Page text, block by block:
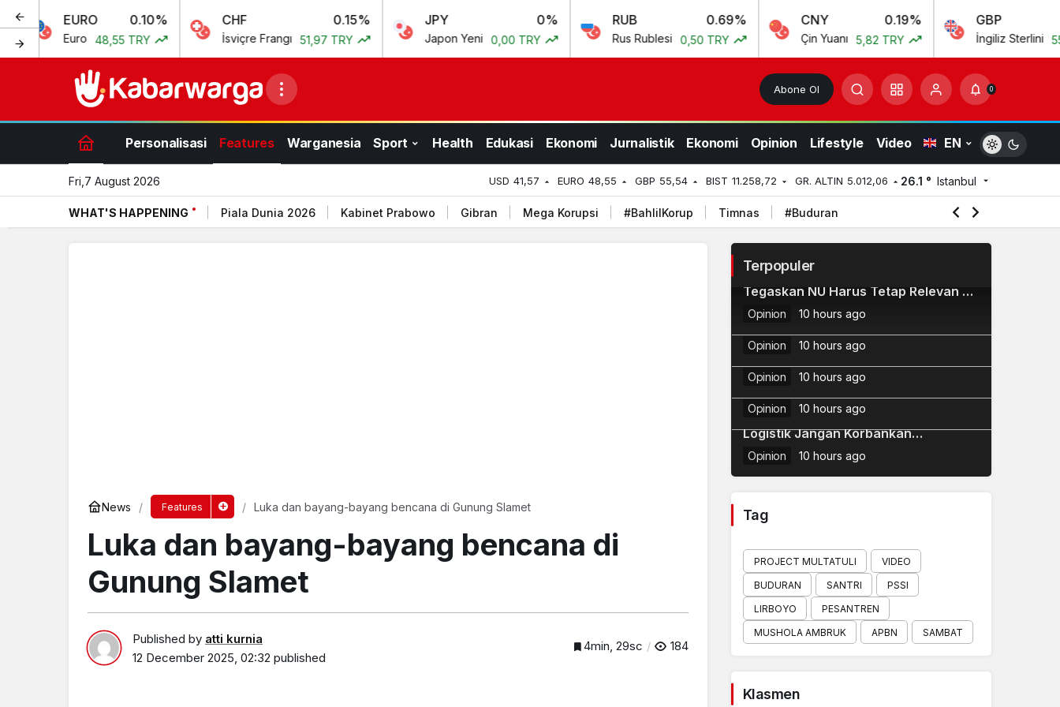
EURO 0.10%
Euro 48,55 TRY
CHF
İsviçre Frangı 51,97 TRY
JPY
Japon Yeni 0,00 TRY
RUB
Rus Rublesi 0,50 TRY
CNY
Çin Yuanı 5,82 TRY
GBP
İngiliz Sterlini 55,54
Abone Ol 0
Personalisasi Features Warganesia Sport Health Edukasi Ekonomi Jurnalistik Ekonomi Opinion Lifestyle Video EN
Fri,7 August 2026 USD 41,57 EURO 48,55 GBP 55,54 BIST 11.258,72 GR. ALTIN 5.012,06 26.1 ° Istanbul
WHAT'S HAPPENING Piala Dunia 2026 Kabinet Prabowo Gibran Mega Korupsi #BahlilKorup Timnas #Buduran
News Features Luka dan bayang-bayang bencana di Gunung Slamet
Luka dan bayang-bayang bencana di
Gunung Slamet
Published by atti kurnia
12 December 2025, 02:32 published
4min, 29sc 184
Terpopuler
Luncurkan Buku, KH Ma’ruf Amin
Tegaskan NU Harus Tetap Relevan di
Masa Depan
Opinion 10 hours ago
2
PAI Terintegrasi AI
Opinion 10 hours ago
Ketum PBNU Luncurkan Saadatuna:
Syarah Wujudkan Mabadi Khaira
Ummah
Opinion 10 hours ago
4
Dinamika NU: Perbedaan, Fitnah, dan
Penataan Masa Depan
Opinion 10 hours ago
5
Pengamat Transportasi: Efisiensi
Logistik Jangan Korbankan
Keselamatan Masyarakat
Opinion 10 hours ago
Tag
PROJECT MULTATULI
VIDEO
BUDURAN
SANTRI
PSSI
LIRBOYO
PESANTREN
MUSHOLA AMBRUK
APBN SAMBAT
Klasmen